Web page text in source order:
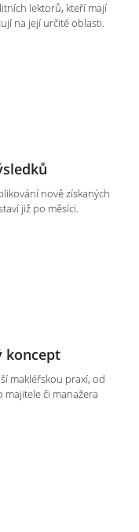
lektorů, kteří mají
na její určité oblasti.
nově získaných
již po měsíci.
koncept
makléřskou praxí, od
majitele či manažera